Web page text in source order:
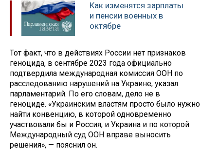
Как изменятся зарплаты
и пенсии военных в
октябре
Тот факт, что в действиях России нет признаков
геноцида, в сентябре 2023 года официально
подтвердила международная комиссия ООН по
расследованию нарушений на Украине, указал
парламентарий. По его словам, дело не в
геноциде. «Украинским властям просто было нужно
найти конвенцию, в которой одновременно
участвовали бы и Россия, и Украина и по которой
Международный суд ООН вправе выносить
решения», — пояснил он.